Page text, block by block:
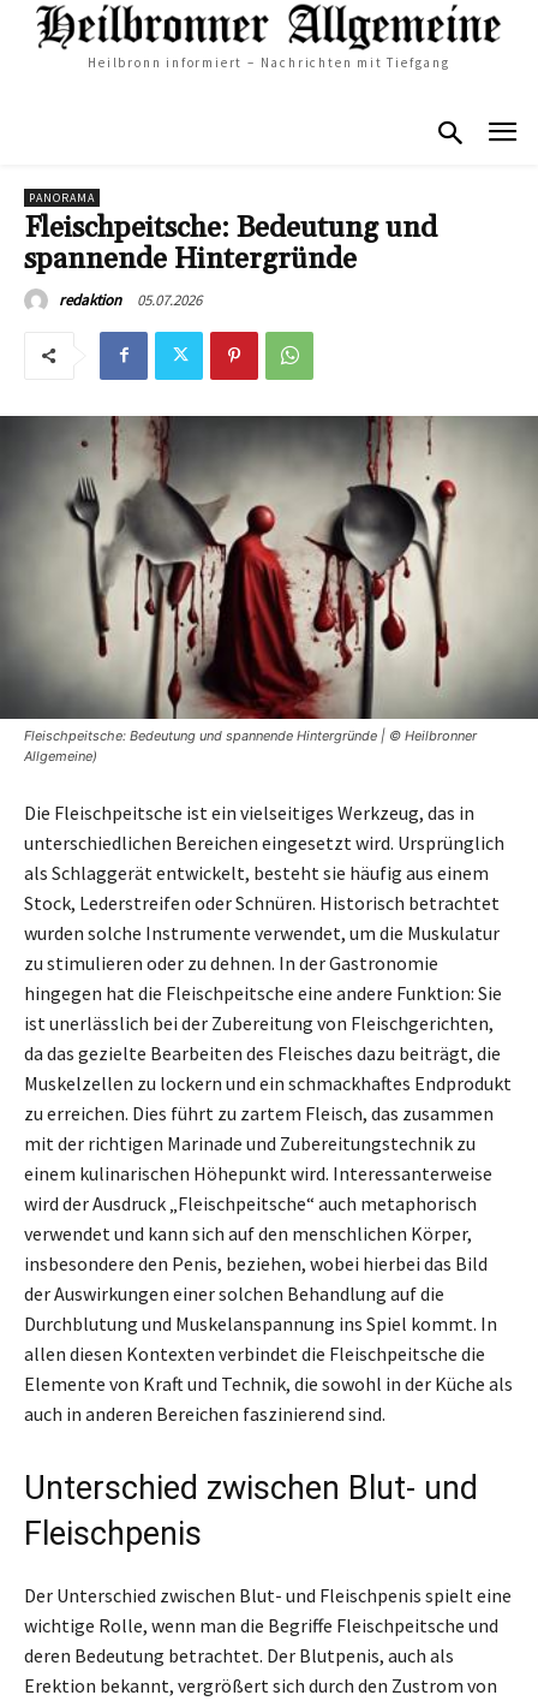
Heilbronn informiert – Nachrichten mit Tiefgang
PANORAMA
Fleischpeitsche: Bedeutung und
spannende Hintergründe
redaktion 05.07.2026
Fleischpeitsche: Bedeutung und spannende Hintergründe | © Heilbronner
Allgemeine)
Die Fleischpeitsche ist ein vielseitiges Werkzeug, das in
unterschiedlichen Bereichen eingesetzt wird. Ursprünglich
als Schlaggerät entwickelt, besteht sie häufig aus einem
Stock, Lederstreifen oder Schnüren. Historisch betrachtet
wurden solche Instrumente verwendet, um die Muskulatur
zu stimulieren oder zu dehnen. In der Gastronomie
hingegen hat die Fleischpeitsche eine andere Funktion: Sie
ist unerlässlich bei der Zubereitung von Fleischgerichten,
da das gezielte Bearbeiten des Fleisches dazu beiträgt, die
Muskelzellen zu lockern und ein schmackhaftes Endprodukt
zu erreichen. Dies führt zu zartem Fleisch, das zusammen
mit der richtigen Marinade und Zubereitungstechnik zu
einem kulinarischen Höhepunkt wird. Interessanterweise
wird der Ausdruck „Fleischpeitsche“ auch metaphorisch
verwendet und kann sich auf den menschlichen Körper,
insbesondere den Penis, beziehen, wobei hierbei das Bild
der Auswirkungen einer solchen Behandlung auf die
Durchblutung und Muskelanspannung ins Spiel kommt. In
allen diesen Kontexten verbindet die Fleischpeitsche die
Elemente von Kraft und Technik, die sowohl in der Küche als
auch in anderen Bereichen faszinierend sind.
Unterschied zwischen Blut- und
Fleischpenis
Der Unterschied zwischen Blut- und Fleischpenis spielt eine
wichtige Rolle, wenn man die Begriffe Fleischpeitsche und
deren Bedeutung betrachtet. Der Blutpenis, auch als
Erektion bekannt, vergrößert sich durch den Zustrom von